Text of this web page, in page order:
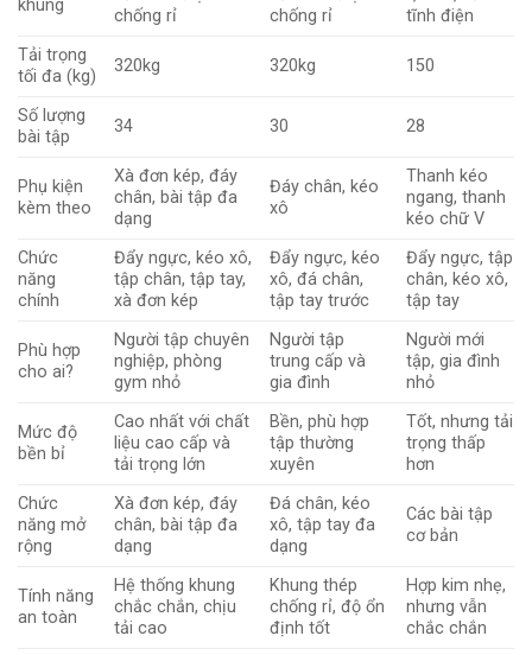
khung
chống rỉ
chống rỉ
tĩnh điện
Tải trọng
tối đa (kg)
320kg 320kg 150
Số lượng
bài tập
34 30 28
Phụ kiện
kèm theo
Xà đơn kép, đáy
chân, bài tập đa
dạng
Đáy chân, kéo
xô
Thanh kéo
ngang, thanh
kéo chữ V
Chức
năng
chính
Đẩy ngực, kéo xô,
tập chân, tập tay,
xà đơn kép
Đẩy ngực, kéo
xô, đá chân,
tập tay trước
Đẩy ngực, tập
chân, kéo xô,
tập tay
Phù hợp
cho ai?
Người tập chuyên
nghiệp, phòng
gym nhỏ
Người tập
trung cấp và
gia đình
Người mới
tập, gia đình
nhỏ
Mức độ
bền bỉ
Cao nhất với chất
liệu cao cấp và
tải trọng lớn
Bền, phù hợp
tập thường
xuyên
Tốt, nhưng tải
trọng thấp
hơn
Chức
năng mở
rộng
Xà đơn kép, đáy
chân, bài tập đa
dạng
Đá chân, kéo
xô, tập tay đa
dạng
Các bài tập
cơ bản
Tính năng
an toàn
Hệ thống khung
chắc chắn, chịu
tải cao
Khung thép
chống rỉ, độ ổn
định tốt
Hợp kim nhẹ,
nhưng vẫn
chắc chắn